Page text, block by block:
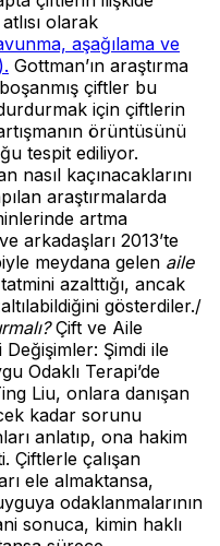
olarak
aşağılama ve
Gottman’ın araştırma
çiftler bu
için çiftlerin
örüntüsünü
tespit ediliyor.
nasıl kaçınacaklarını
araştırmalarda
artma
arkadaşları 2013’te
meydana gelen aile
azalttığı, ancak
gösterdiler./
Çift ve Aile
Değişimler: Şimdi ile
Odaklı Terapi’de
Liu, onlara danışan
kadar sorunu
anlatıp, ona hakim
Çiftlerle çalışan
ele almaktansa,
odaklanmalarının
sonuca, kimin haklı